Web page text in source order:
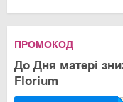
ПРОМОКОД
До Дня матері
Florium